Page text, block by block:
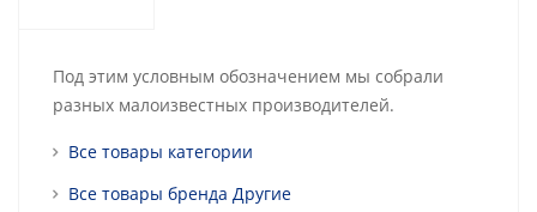
Под этим условным обозначением мы собрали
разных малоизвестных производителей.
Все товары категории
Все товары бренда Другие